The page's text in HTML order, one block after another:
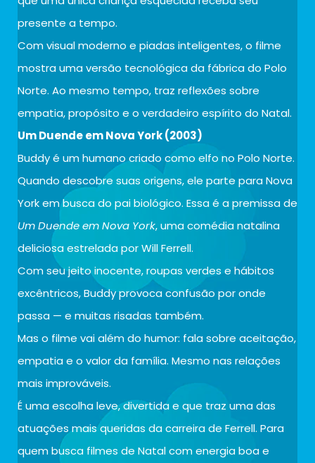
presente a tempo.
Com visual moderno e piadas inteligentes, o filme
mostra uma versão tecnológica da fábrica do Polo
Norte. Ao mesmo tempo, traz reflexões sobre
empatia, propósito e o verdadeiro espírito do Natal.
Um Duende em Nova York (2003)
Buddy é um humano criado como elfo no Polo Norte.
Quando descobre suas origens, ele parte para Nova
York em busca do pai biológico. Essa é a premissa de
Um Duende em Nova York, uma comédia natalina
deliciosa estrelada por Will Ferrell.
Com seu jeito inocente, roupas verdes e hábitos
excêntricos, Buddy provoca confusão por onde
passa — e muitas risadas também.
Mas o filme vai além do humor: fala sobre aceitação,
empatia e o valor da família. Mesmo nas relações
mais improváveis.
É uma escolha leve, divertida e que traz uma das
atuações mais queridas da carreira de Ferrell. Para
quem busca filmes de Natal com energia boa e